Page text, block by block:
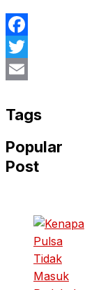
Facebook
Twitter
Tags
Popular
Post